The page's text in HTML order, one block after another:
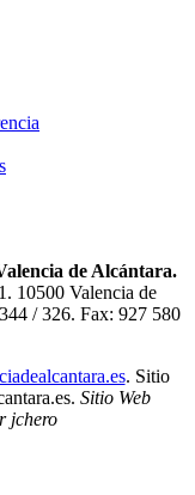
de Alcántara.
10500 Valencia de
/ 326. Fax: 927 580
. Sitio
Sitio Web
jchero